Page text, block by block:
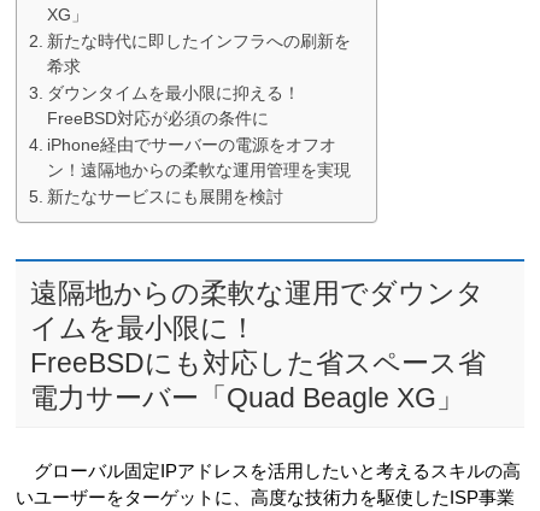
XG」
新たな時代に即したインフラへの刷新を
希求
ダウンタイムを最小限に抑える！
FreeBSD対応が必須の条件に
iPhone経由でサーバーの電源をオフオ
ン！遠隔地からの柔軟な運用管理を実現
新たなサービスにも展開を検討
遠隔地からの柔軟な運用でダウンタ
イムを最小限に！
FreeBSDにも対応した省スペース省
電力サーバー「Quad Beagle XG」
グローバル固定IPアドレスを活用したいと考えるスキルの高
いユーザーをターゲットに、高度な技術力を駆使したISP事業